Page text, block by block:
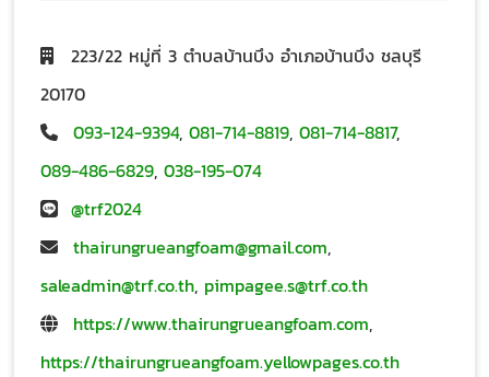
223/22 หมู่ที่ 3 ตำบลบ้านบึง อำเภอบ้านบึง ชลบุรี
20170
093-124-9394, 081-714-8819, 081-714-8817,
089-486-6829, 038-195-074
@trf2024
thairungrueangfoam@gmail.com,
saleadmin@trf.co.th, pimpagee.s@trf.co.th
https://www.thairungrueangfoam.com,
https://thairungrueangfoam.yellowpages.co.th